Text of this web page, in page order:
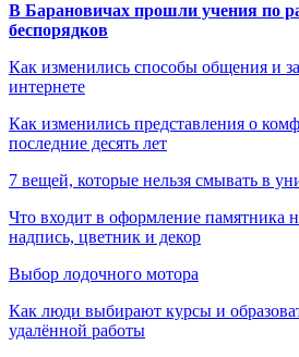
В Барановичах прошли учения по
беспорядков
Как изменились способы общения и
интернете
Как изменились представления о
последние десять лет
7 вещей, которые нельзя смывать в
Что входит в оформление памятника
надпись, цветник и декор
Выбор лодочного мотора
Как люди выбирают курсы и
удалённой работы